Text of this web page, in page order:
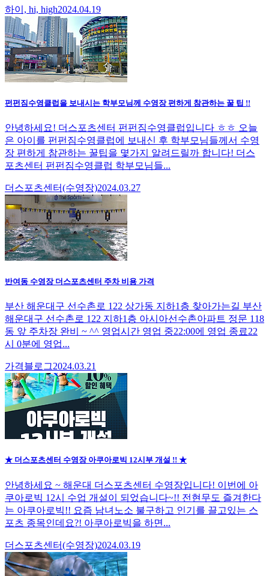
하이, hi, high2024.04.19
펀펀짐수영클럽을 보내시는 학부모님께 수영장 편하게 참관하는 꿀 팁 !!
안녕하세요! 더스포츠센터 펀펀짐수영클럽입니다 ㅎㅎ 오늘
은 아이를 펀펀짐수영클럽에 보내신 후 학부모님들께서 수영
장 편하게 참관하는 꿀팁을 몇가지 알려드릴까 합니다! 더스
포츠센터 펀펀짐수영클럽 학부모님들...
더스포츠센터(수영장)2024.03.27
반여동 수영장 더스포츠센터 주차 비용 가격
부산 해운대구 선수촌로 122 상가동 지하1층 찾아가는길 부산
해운대구 선수촌로 122 지하1층 아시아선수촌아파트 정문 118
동 앞 주차장 완비 ~ ^^ 영업시간 영업 중22:00에 영업 종료22
시 0분에 영업...
가격블로그2024.03.21
★ 더스포츠센터 수영장 아쿠아로빅 12시부 개설 !! ★
안녕하세요 ~ 해운대 더스포츠센터 수영장입니다! 이번에 아
쿠아로빅 12시 수업 개설이 되었습니다~!! 전현무도 즐겨한다
는 아쿠아로빅!! 요즘 남녀노소 불구하고 인기를 끌고있는 스
포츠 종목인데요?! 아쿠아로빅을 하면...
더스포츠센터(수영장)2024.03.19